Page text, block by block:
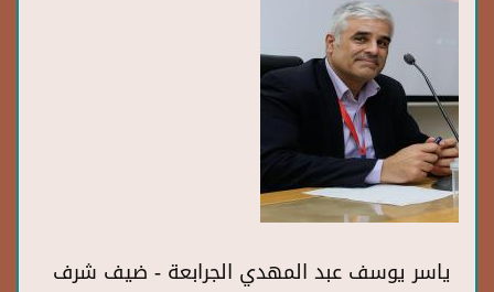
ياسر يوسف عبد المهدي الجرابعة - ضيف شرف